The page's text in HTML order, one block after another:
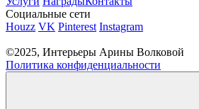
Социальные сети
Houzz VK Pinterest Instagram
©2025, Интерьеры Арины Волковой
Политика конфиденциальности